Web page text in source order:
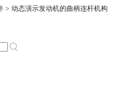
> 动态演示发动机的曲柄连杆机构